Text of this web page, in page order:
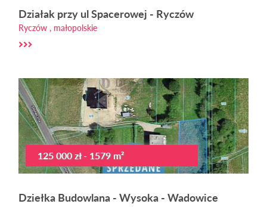
Działak przy ul Spacerowej - Ryczów
Ryczów , małopolskie
125 000 zł - 1579 m²
Dziełka Budowlana - Wysoka - Wadowice